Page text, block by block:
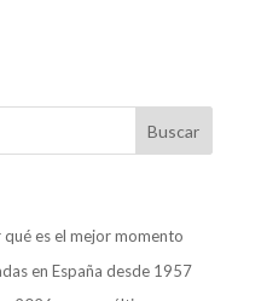
es el mejor momento
en España desde 1957